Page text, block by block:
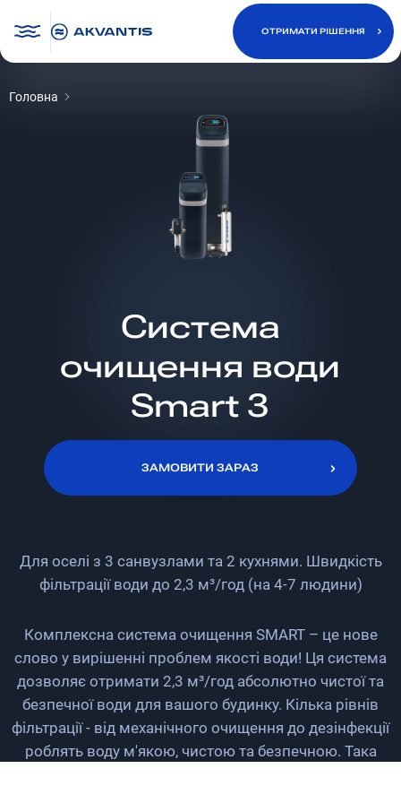
ОТРИМАТИ РІШЕННЯ
Головна
Система
очищення води
Smart 3
ЗАМОВИТИ ЗАРАЗ
Для оселі з 3 санвузлами та 2 кухнями. Швидкість
фільтрації води до 2,3 м³/год (на 4-7 людини)
Комплексна система очищення SMART – це нове
слово у вирішенні проблем якості води! Ця система
дозволяє отримати 2,3 м³/год абсолютно чистої та
безпечної води для вашого будинку. Кілька рівнів
фільтрації - від механічного очищення до дезінфекції
роблять воду м'якою, чистою та безпечною. Така